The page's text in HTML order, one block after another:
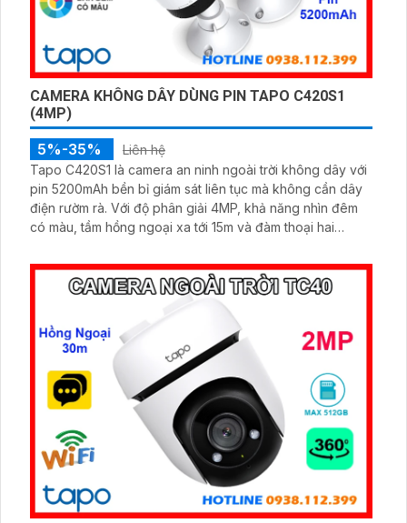
CAMERA KHÔNG DÂY DÙNG PIN TAPO C420S1
(4MP)
5%-35%
Liên hệ
Tapo C420S1 là camera an ninh ngoài trời không dây với
pin 5200mAh bền bỉ giám sát liên tục mà không cần dây
điện rườm rà. Với độ phân giải 4MP, khả năng nhìn đêm
có màu, tầm hồng ngoại xa tới 15m và đàm thoại hai